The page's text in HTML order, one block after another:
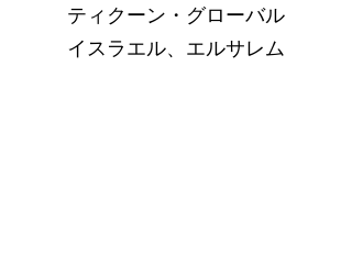
ティクーン・グローバル
イスラエル、エルサレム